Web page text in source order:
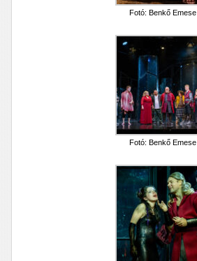
Fotó: Benkő Emese
Fotó: Benkő Emese